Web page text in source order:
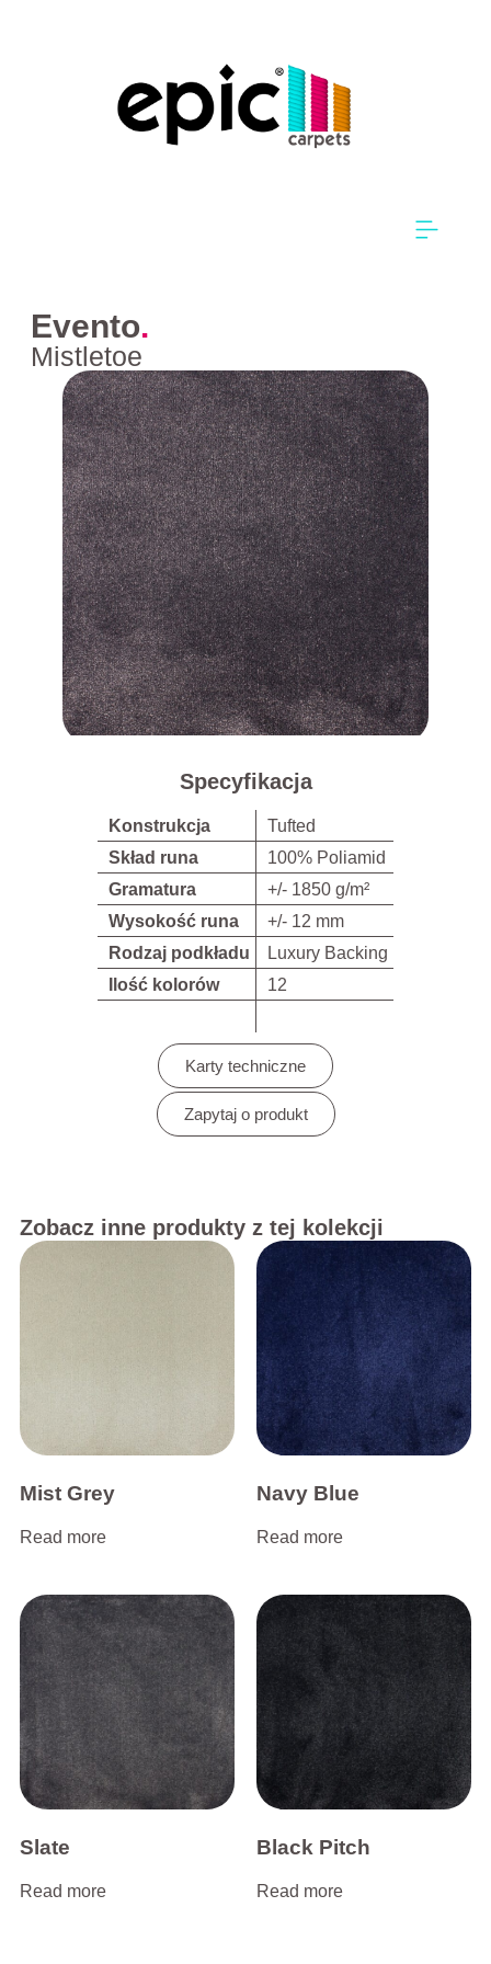
Evento.
Mistletoe
Specyfikacja
Konstrukcja
Tufted
Skład runa
100% Poliamid
Gramatura
+/- 1850 g/m²
Wysokość runa
+/- 12 mm
Rodzaj podkładu
Luxury Backing
Ilość kolorów
12
Karty techniczne
Zapytaj o produkt
Zobacz inne produkty z tej kolekcji
Mist Grey
Read more
Navy Blue
Read more
Slate
Read more
Black Pitch
Read more